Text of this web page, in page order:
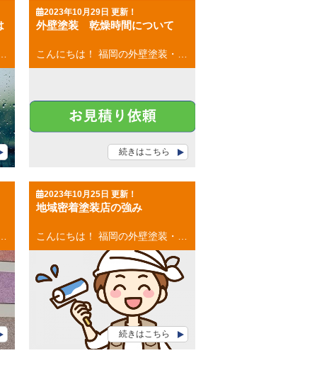
2023年10月29日 更新！
外壁塗装 乾燥時間について
続きはこちら
2023年10月25日 更新！
地域密着塗装店の強み
続きはこちら